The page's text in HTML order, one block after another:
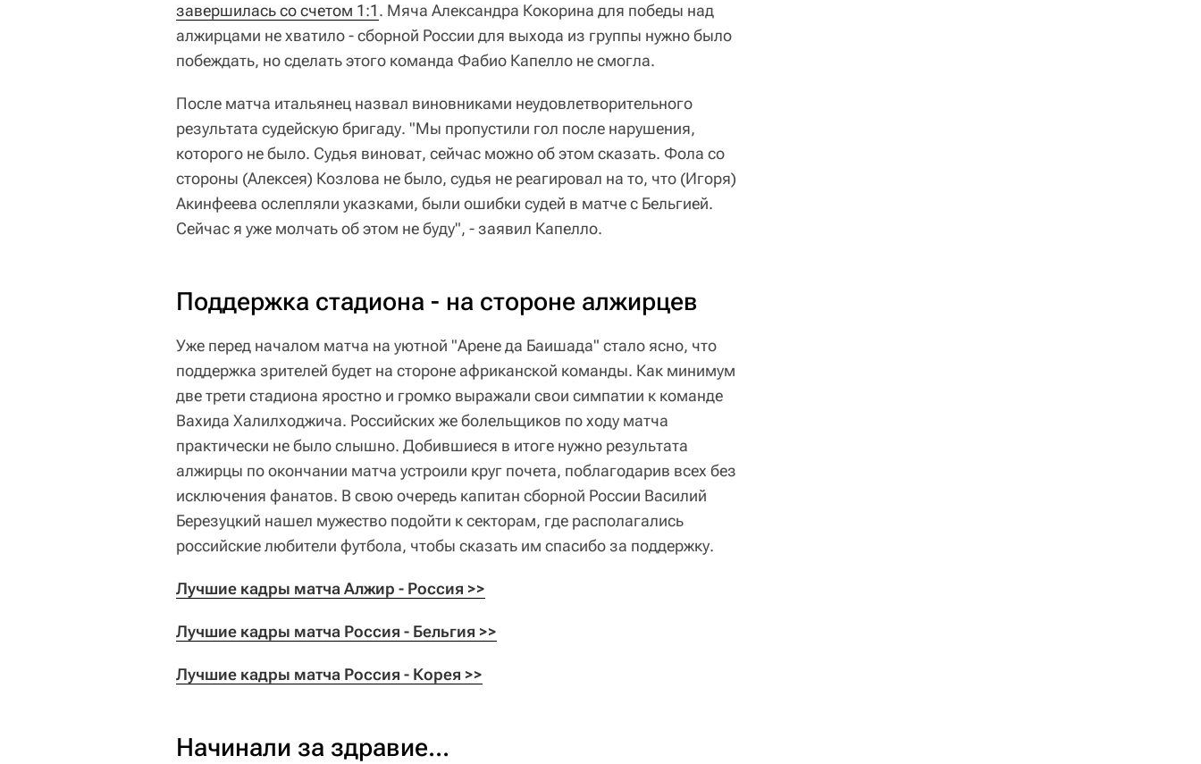
завершилась со счетом 1:1. Мяча Александра Кокорина для победы над
алжирцами не хватило - сборной России для выхода из группы нужно было
побеждать, но сделать этого команда Фабио Капелло не смогла.
После матча итальянец назвал виновниками неудовлетворительного
результата судейскую бригаду. "Мы пропустили гол после нарушения,
которого не было. Судья виноват, сейчас можно об этом сказать. Фола со
стороны (Алексея) Козлова не было, судья не реагировал на то, что (Игоря)
Акинфеева ослепляли указками, были ошибки судей в матче с Бельгией.
Сейчас я уже молчать об этом не буду", - заявил Капелло.
Поддержка стадиона - на стороне алжирцев
Уже перед началом матча на уютной "Арене да Баишада" стало ясно, что
поддержка зрителей будет на стороне африканской команды. Как минимум
две трети стадиона яростно и громко выражали свои симпатии к команде
Вахида Халилходжича. Российских же болельщиков по ходу матча
практически не было слышно. Добившиеся в итоге нужно результата
алжирцы по окончании матча устроили круг почета, поблагодарив всех без
исключения фанатов. В свою очередь капитан сборной России Василий
Березуцкий нашел мужество подойти к секторам, где располагались
российские любители футбола, чтобы сказать им спасибо за поддержку.
Лучшие кадры матча Алжир - Россия >>
Лучшие кадры матча Россия - Бельгия >>
Лучшие кадры матча Россия - Корея >>
Начинали за здравие...